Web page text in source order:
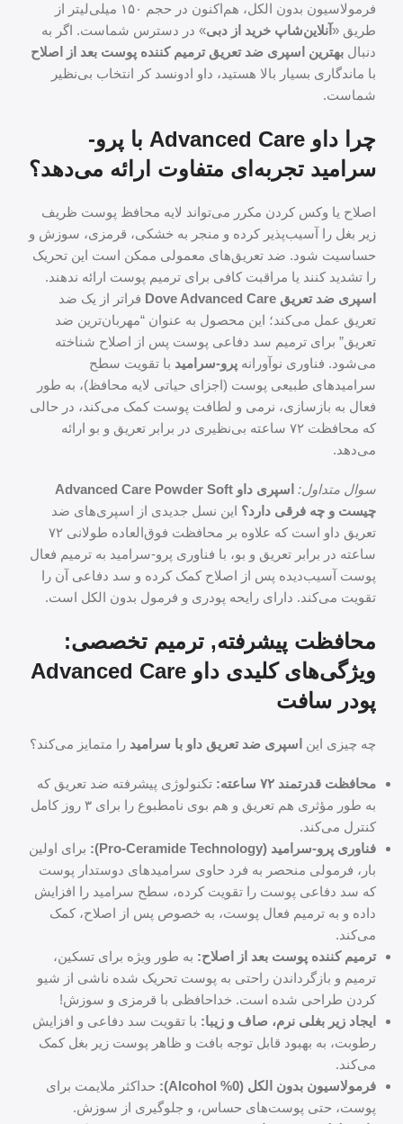
فرمولاسیون بدون الکل، هم‌اکنون در حجم ۱۵۰ میلی‌لیتر از
طریق « آنلاین‌شاپ خرید از دبی» در دسترس شماست. اگر به
دنبال بهترین اسپری ضد تعریق ترمیم کننده پوست بعد از اصلاح
با ماندگاری بسیار بالا هستید، داو ادونسد کر انتخاب بی‌نظیر
شماست.
چرا داو Advanced Care با پرو-
سرامید تجربه‌ای متفاوت ارائه می‌دهد؟
اصلاح یا وکس کردن مکرر می‌تواند لایه محافظ پوست ظریف
زیر بغل را آسیب‌پذیر کرده و منجر به خشکی، قرمزی، سوزش و
حساسیت شود. ضد تعریق‌های معمولی ممکن است این تحریک
را تشدید کنند یا مراقبت کافی برای ترمیم پوست ارائه ندهند.
اسپری ضد تعریق Dove Advanced Care
فراتر از یک ضد
تعریق عمل می‌کند؛ این محصول به عنوان “مهربان‌ترین ضد
تعریق” برای ترمیم سد دفاعی پوست پس از اصلاح شناخته
می‌شود. فناوری نوآورانه پرو-سرامید با تقویت سطح
سرامیدهای طبیعی پوست (اجزای حیاتی لایه محافظ)، به طور
فعال به بازسازی، نرمی و لطافت پوست کمک می‌کند، در حالی
که محافظت ۷۲ ساعته بی‌نظیری در برابر تعریق و بو ارائه
می‌دهد.
سوال متداول:
اسپری داو Advanced Care Powder Soft
چیست و چه فرقی دارد؟ این نسل جدیدی از اسپری‌های ضد
تعریق داو است که علاوه بر محافظت فوق‌العاده طولانی ۷۲
ساعته در برابر تعریق و بو، با فناوری پرو-سرامید به ترمیم فعال
پوست آسیب‌دیده پس از اصلاح کمک کرده و سد دفاعی آن را
تقویت می‌کند. دارای رایحه پودری و فرمول بدون الکل است.
محافظت پیشرفته, ترمیم تخصصی:
ویژگی‌های کلیدی داو Advanced Care
پودر سافت
چه چیزی این اسپری ضد تعریق داو با سرامید را متمایز می‌کند؟
محافظت قدرتمند ۷۲ ساعته:
تکنولوژی پیشرفته ضد تعریق که
به طور مؤثری هم تعریق و هم بوی نامطبوع را برای ۳ روز کامل
کنترل می‌کند.
فناوری پرو-سرامید (Pro-Ceramide Technology):
برای اولین
بار، فرمولی منحصر به فرد حاوی سرامیدهای دوستدار پوست
که سد دفاعی پوست را تقویت کرده، سطح سرامید را افزایش
داده و به ترمیم فعال پوست، به خصوص پس از اصلاح، کمک
می‌کند.
ترمیم کننده پوست بعد از اصلاح: به طور ویژه برای تسکین،
ترمیم و بازگرداندن راحتی به پوست تحریک شده ناشی از شیو
کردن طراحی شده است. خداحافظی با قرمزی و سوزش!
ایجاد زیر بغلی نرم، صاف و زیبا: با تقویت سد دفاعی و افزایش
رطوبت، به بهبود قابل توجه بافت و ظاهر پوست زیر بغل کمک
می‌کند.
فرمولاسیون بدون الکل (0% Alcohol):
حداکثر ملایمت برای
پوست، حتی پوست‌های حساس، و جلوگیری از سوزش.